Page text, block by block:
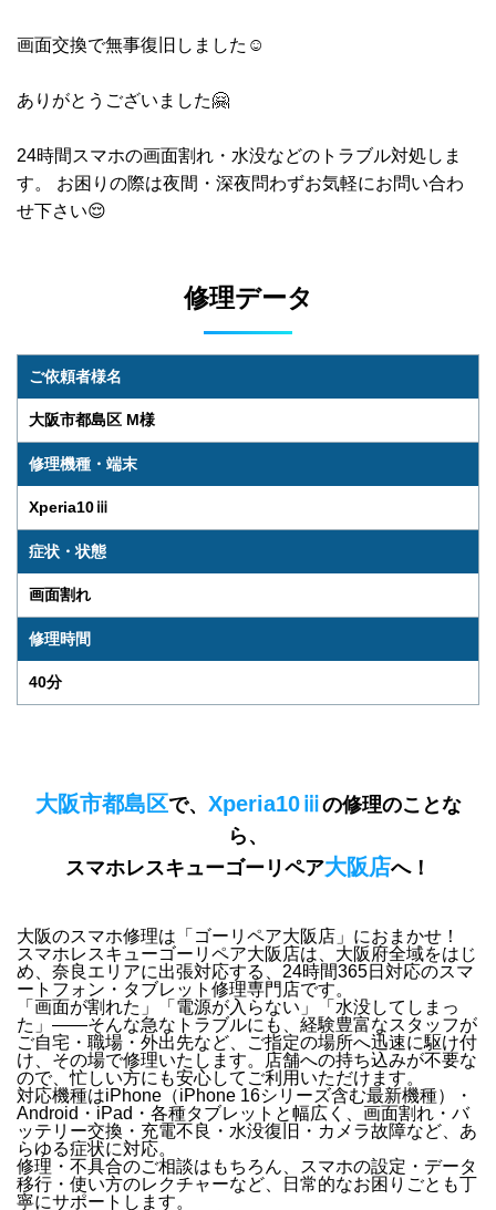
画面交換で無事復旧しました☺️
ありがとうございました🤗
24時間スマホの画面割れ・水没などのトラブル対処しま
す。 お困りの際は夜間・深夜問わずお気軽にお問い合わ
せ下さい😌
修理データ
ご依頼者様名
大阪市都島区 M様
修理機種・端末
Xperia10ⅲ
症状・状態
画面割れ
修理時間
40分
大阪市都島区で、 Xperia10ⅲの修理のことな
ら、
スマホレスキューゴーリペア大阪店へ！
大阪のスマホ修理は「ゴーリペア大阪店」におまかせ！
スマホレスキューゴーリペア大阪店は、 大阪府全域をはじ
め、奈良エリアに出張対応する、 24時間365日対応のスマ
ートフォン・タブレット修理専門店です。
「画面が割れた」「電源が入らない」「水没してしまっ
た」 ——そんな急なトラブルにも、経験豊富なスタッフが
ご自宅・職場・外出先など、ご指定の場所へ迅速に駆け付
け 、その場で修理いたします。店舗への持ち込みが不要な
ので、忙しい方にも安心してご利用いただけます。
対応機種はiPhone（iPhone 16シリーズ含む最新機種）・
Android・iPad・各種タブレット と幅広く、 画面割れ・バ
ッテリー交換・充電不良・水没復旧・カメラ故障など、あ
らゆる症状に対応。
修理・不具合のご相談はもちろん、
スマホの設定・データ
移行・使い方のレクチャーなど、日常的なお困りごとも丁
寧にサポートします。